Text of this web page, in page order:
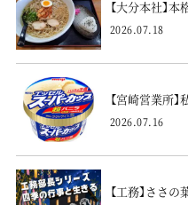
2026.07.18
【大分本社】
2026.07.16
【宮崎営業所】
【工務】ささ